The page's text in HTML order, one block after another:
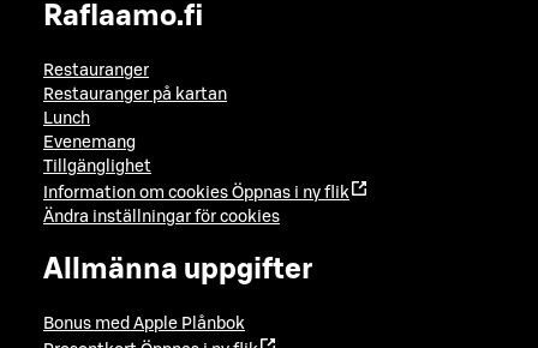
Raflaamo.fi
Restauranger
Restauranger på kartan
Lunch
Evenemang
Tillgänglighet
Information om cookies Öppnas i ny flik
Ändra inställningar för cookies
Allmänna uppgifter
Bonus med Apple Plånbok